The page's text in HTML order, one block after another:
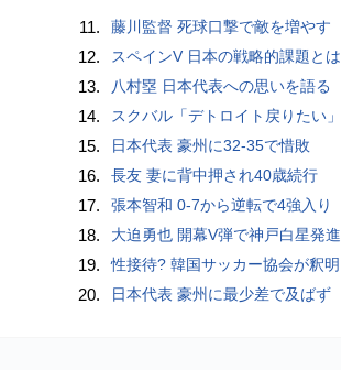
11. 藤川監督 死球口撃で敵を増やす
12. スペインV 日本の戦略的課題とは
13. 八村塁 日本代表への思いを語る
14. スクバル「デトロイト戻りたい」
15. 日本代表 豪州に32-35で惜敗
16. 長友 妻に背中押され40歳続行
17. 張本智和 0-7から逆転で4強入り
18. 大迫勇也 開幕V弾で神戸白星発進
19. 性接待? 韓国サッカー協会が釈明
20. 日本代表 豪州に最少差で及ばず